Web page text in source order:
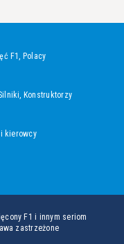
F1, Polacy
, Konstruktorzy
kierowcy
F1 i innym seriom
zastrzeżone